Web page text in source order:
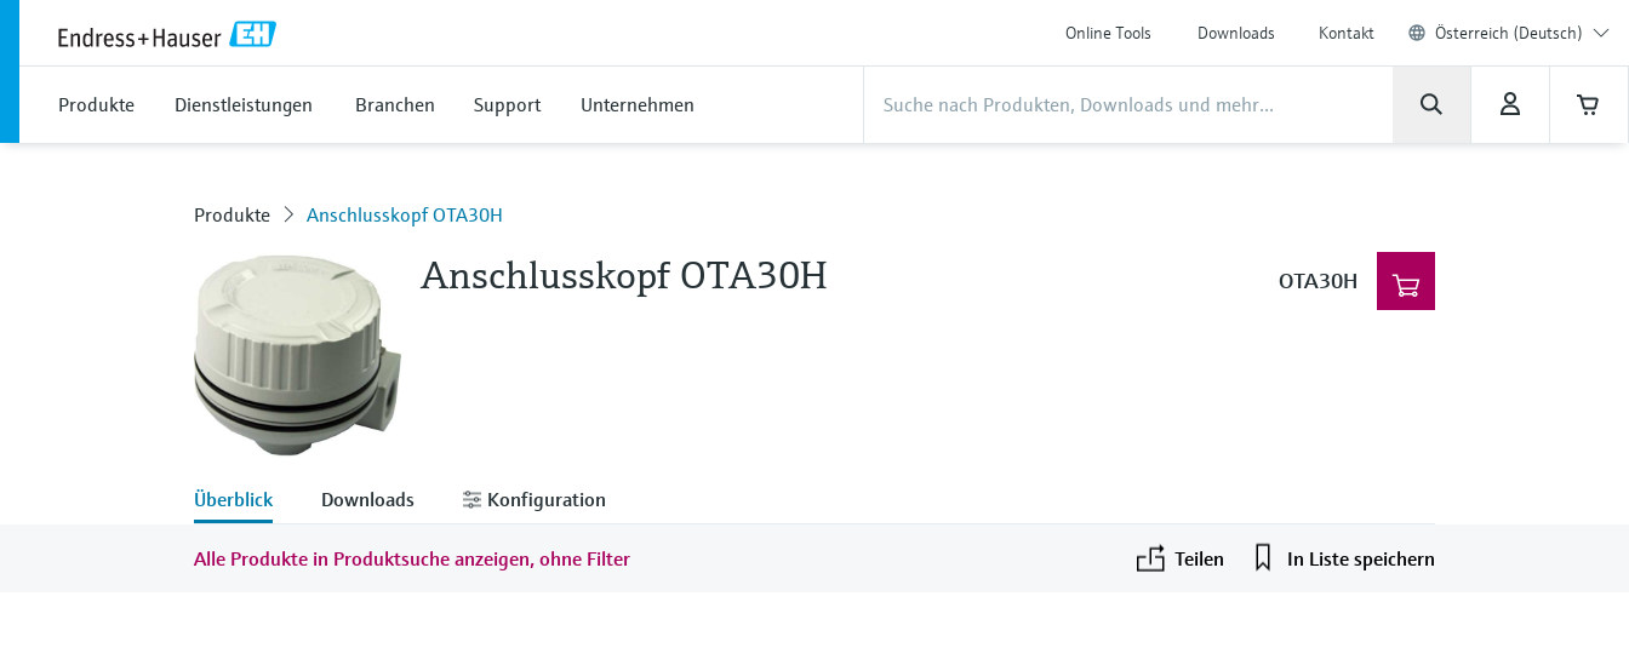
Online Tools Downloads Kontakt Österreich (Deutsch)
Produkte Dienstleistungen Branchen Support Unternehmen
Produkte Anschlusskopf OTA30H
Anschlusskopf OTA30H OTA30H
Überblick Downloads Konfiguration
Alle Produkte in Produktsuche anzeigen, ohne Filter Teilen In Liste speichern